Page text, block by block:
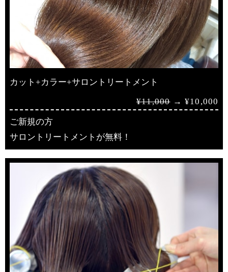
カット+カラー+サロントリートメント
¥11,000→ ¥10,000
ご新規の方
サロントリートメントが無料！